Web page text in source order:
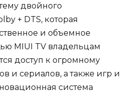
двойного
+ DTS, которая
и объемное
MIUI TV владельцам
доступ к огромному
и сериалов, а также игр и
система